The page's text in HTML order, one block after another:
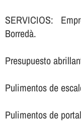
SERVICIOS:
Borredà.
Presupuesto
Pulimentos de
Pulimentos de